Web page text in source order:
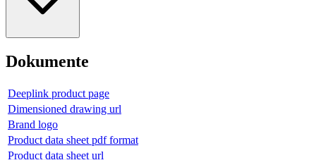
Dokumente
Deeplink product page
Dimensioned drawing url
Brand logo
Product data sheet pdf format
Product data sheet url